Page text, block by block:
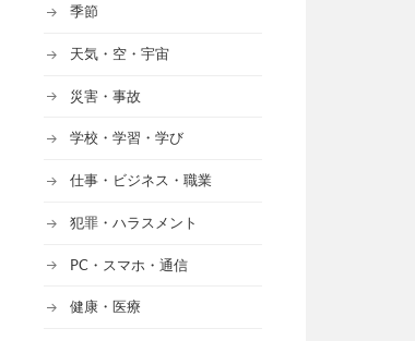
季節
天気・空・宇宙
災害・事故
学校・学習・学び
仕事・ビジネス・職業
犯罪・ハラスメント
PC・スマホ・通信
健康・医療